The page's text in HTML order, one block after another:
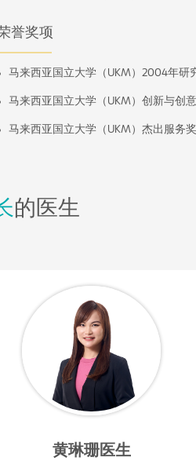
誉奖项
马来西亚国立大学（UKM）2004年研
马来西亚国立大学（UKM）创新与创
马来西亚国立大学（UKM）杰出服务奖
的医生
黄琳珊医生